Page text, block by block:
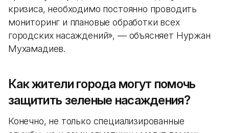
кризиса, необходимо постоянно проводить
мониторинг и плановые обработки всех
городских насаждений», — объясняет Нуржан
Мухамадиев.
Как жители города могут помочь
защитить зеленые насаждения?
Конечно, не только специализированные